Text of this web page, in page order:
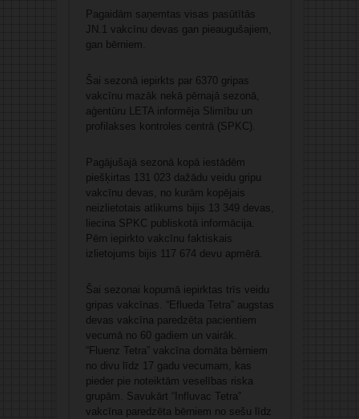
Pagaidām saņemtas visas pasūtītās
JN.1 vakcīnu devas gan pieaugušajiem,
gan bērniem.
Šai sezonā iepirkts par 6370 gripas
vakcīnu mazāk nekā pērnajā sezonā,
aģentūru LETA informēja Slimību un
profilakses kontroles centrā (SPKC).
Pagājušajā sezonā kopā iestādēm
piešķirtas 131 023 dažādu veidu gripu
vakcīnu devas, no kurām kopējais
neizlietotais atlikums bijis 13 349 devas,
liecina SPKC publiskotā informācija.
Pērn iepirkto vakcīnu faktiskais
izlietojums bijis 117 674 devu apmērā.
Šai sezonai kopumā iepirktas trīs veidu
gripas vakcīnas. “Eflueda Tetra” augstas
devas vakcīna paredzēta pacientiem
vecumā no 60 gadiem un vairāk.
“Fluenz Tetra” vakcīna domāta bērniem
no divu līdz 17 gadu vecumam, kas
pieder pie noteiktām veselības riska
grupām. Savukārt “Influvac Tetra”
vakcīna paredzēta bērniem no sešu līdz